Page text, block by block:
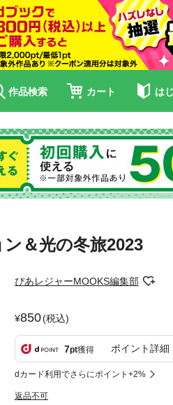
作品検索 カート は
＆光の冬旅2023
ぴあレジャーMOOKS編集部
850(税込)
7pt獲得 ポイント詳細
dカード利用でさらにポイント+2%
返品不可